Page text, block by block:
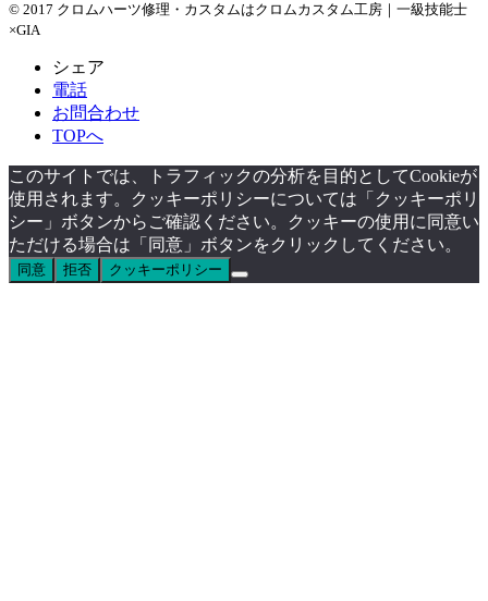
© 2017 クロムハーツ修理・カスタムはクロムカスタム工房｜一級技能士
×GIA
シェア
電話
お問合わせ
TOPへ
このサイトでは、トラフィックの分析を目的としてCookieが
使用されます。クッキーポリシーについては「クッキーポリ
シー」ボタンからご確認ください。クッキーの使用に同意い
ただける場合は「同意」ボタンをクリックしてください。
同意 拒否 クッキーポリシー